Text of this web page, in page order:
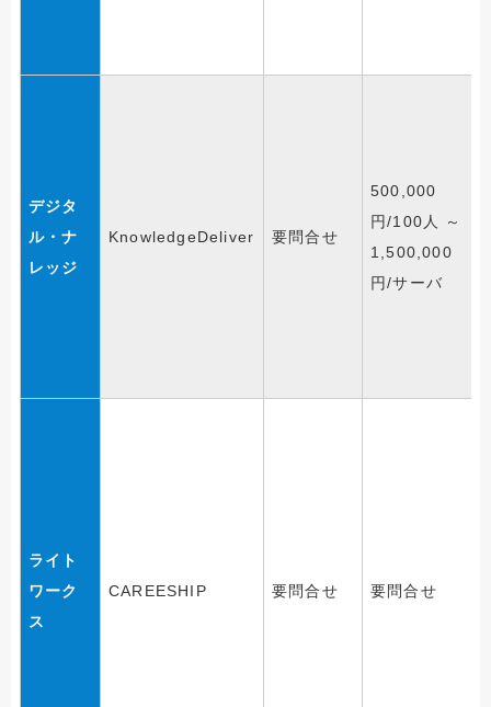
デジタ
ル・ナ
レッジ
KnowledgeDeliver 要問合せ
500,000
円/100人 ～
1,500,000
円/サーバ
ライト
ワーク
ス
CAREESHIP 要問合せ 要問合せ